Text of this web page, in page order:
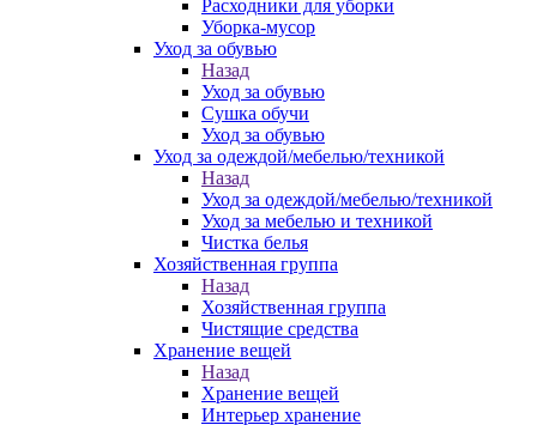
Расходники для уборки
Уборка-мусор
Уход за обувью
Назад
Уход за обувью
Сушка обучи
Уход за обувью
Уход за одеждой/мебелью/техникой
Назад
Уход за одеждой/мебелью/техникой
Уход за мебелью и техникой
Чистка белья
Хозяйственная группа
Назад
Хозяйственная группа
Чистящие средства
Хранение вещей
Назад
Хранение вещей
Интерьер хранение